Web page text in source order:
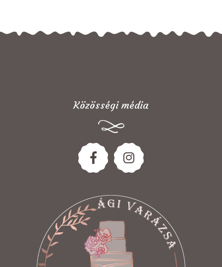
Közösségi média